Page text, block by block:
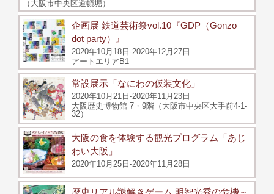
（大阪市中央区道頓堀）
企画展 鉄道芸術祭vol.10『GDP（Gonzo
dot party）』
2020年10月18日-2020年12月27日
アートエリアB1
常設展示「なにわの仮装文化」
2020年10月21日-2020年11月23日
大阪歴史博物館 7・9階（大阪市中央区大手前4-1-
32）
大阪の食を体験する観光プログラム「あじ
わい大阪」
2020年10月25日-2020年11月28日